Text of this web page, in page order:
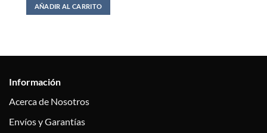
AÑADIR AL CARRITO
Información
Acerca de Nosotros
Envíos y Garantías